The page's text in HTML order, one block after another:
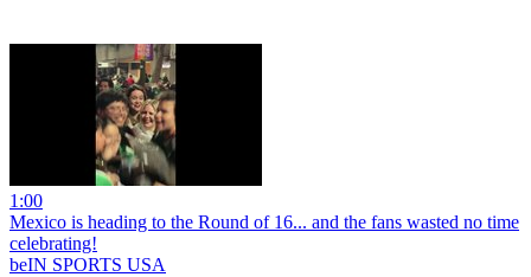
1:00
Mexico is heading to the Round of 16... and the fans wasted no time
celebrating!
beIN SPORTS USA